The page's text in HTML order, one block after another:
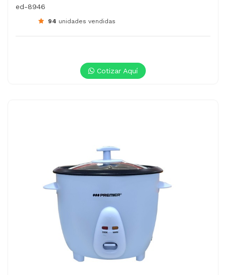
ed-8946
94 unidades vendidas
Cotizar Aquí